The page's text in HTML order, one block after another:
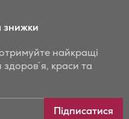
знижки
найкращі
здоров`я, краси та
Підписатися